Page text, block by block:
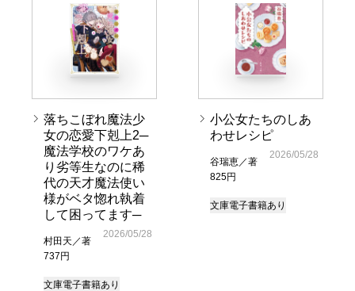
落ちこぼれ魔法少
女の恋愛下剋上2─
魔法学校のワケあ
り劣等生なのに稀
代の天才魔法使い
様がベタ惚れ執着
して困ってます─
村田天／著
737円
2026/05/28
文庫電子書籍あり
小公女たちのしあ
わせレシピ
谷瑞恵／著
825円
2026/05/28
文庫電子書籍あり